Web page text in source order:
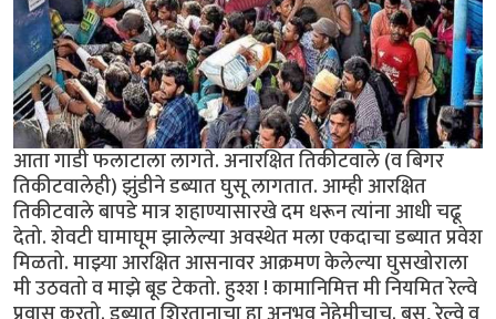
आता गाडी फलाटाला लागते. अनारक्षित तिकीटवाले (व बिगर
तिकीटवालेही) झुंडीने डब्यात घुसू लागतात. आम्ही आरक्षित
तिकीटवाले बापडे मात्र शहाण्यासारखे दम धरून त्यांना आधी चढू
देतो. शेवटी घामाघूम झालेल्या अवस्थेत मला एकदाचा डब्यात प्रवेश
मिळतो. माझ्या आरक्षित आसनावर आक्रमण केलेल्या घुसखोराला
मी उठवतो व माझे बूड टेकतो. हुश्श ! कामानिमित्त मी नियमित रेल्वे